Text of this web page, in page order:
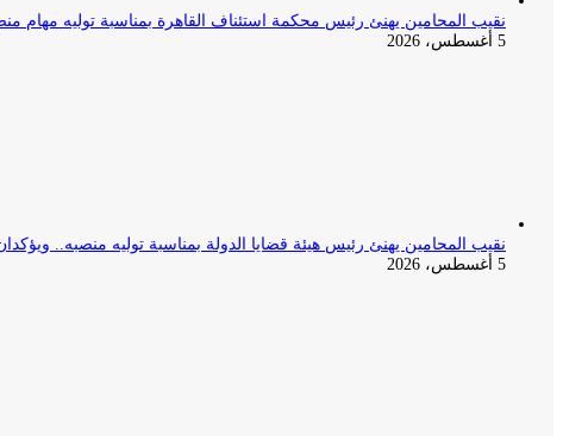
نقيب المحامين يهنئ رئيس محكمة استئناف القاهرة بمناسبة توليه مهام
5 أغسطس، 2026
نقيب المحامين يهنئ رئيس هيئة قضايا الدولة بمناسبة توليه منصبه..
5 أغسطس، 2026